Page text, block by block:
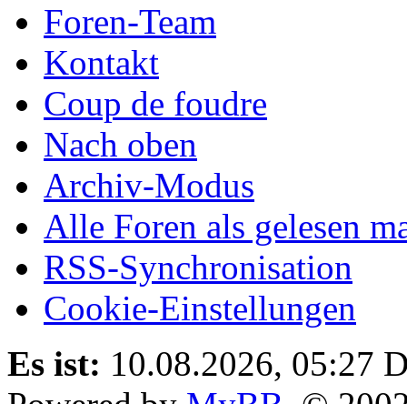
Foren-Team
Kontakt
Coup de foudre
Nach oben
Archiv-Modus
Alle Foren als gelesen
RSS-Synchronisation
Cookie-Einstellungen
Es ist: 10.08.2026, 05:27